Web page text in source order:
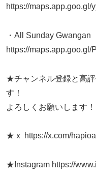
https://
・All Sunday Gwangan
https://
★チャンネル登録と高
す！
よろしくお願いします！
★ｘ https://x.com/hapioa
★Instagram https://